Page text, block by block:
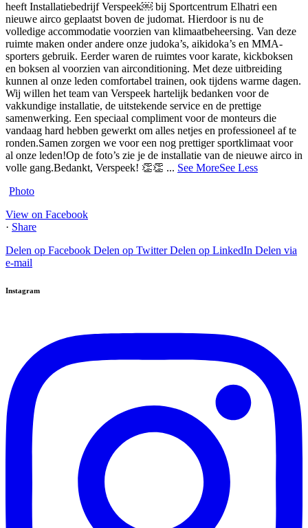
heeft Installatiebedrijf Verspeek⁠￼ bij Sportcentrum Elhatri een
nieuwe airco geplaatst boven de judomat. Hierdoor is nu de
volledige accommodatie voorzien van klimaatbeheersing. Van deze
ruimte maken onder andere onze judoka’s, aikidoka’s en MMA-
sporters gebruik. Eerder waren de ruimtes voor karate, kickboksen
en boksen al voorzien van airconditioning. Met deze uitbreiding
kunnen al onze leden comfortabel trainen, ook tijdens warme dagen.
Wij willen het team van Verspeek hartelijk bedanken voor de
vakkundige installatie, de uitstekende service en de prettige
samenwerking. Een speciaal compliment voor de monteurs die
vandaag hard hebben gewerkt om alles netjes en professioneel af te
ronden.Samen zorgen we voor een nog prettiger sportklimaat voor
al onze leden!Op de foto’s zie je de installatie van de nieuwe airco in
volle gang.Bedankt, Verspeek! 👏👏 ... See MoreSee Less
Photo
View on Facebook
· Share
Delen op Facebook Delen op Twitter Delen op LinkedIn Delen via
e-mail
Instagram